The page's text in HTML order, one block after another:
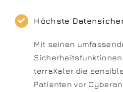
Höchste
Mit seinen
terraXaler die
Patienten vor